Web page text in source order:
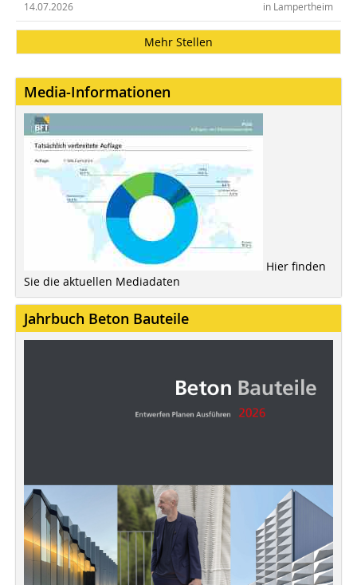
in Lampertheim
14.07.2026
Mehr Stellen
Media-Informationen
Hier finden
Sie die aktuellen Mediadaten
Jahrbuch Beton Bauteile